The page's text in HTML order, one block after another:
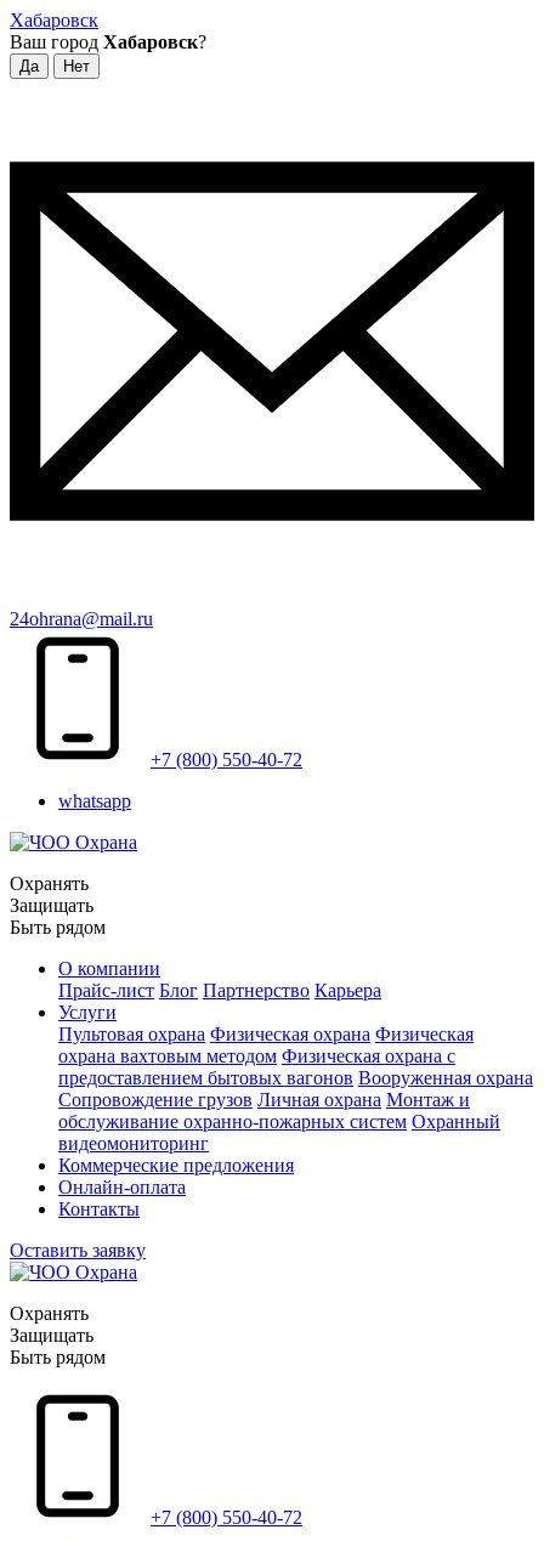
Хабаровск
Ваш город Хабаровск?
24ohrana@mail.ru
+7 (800) 550-40-72
whatsapp
Охранять
Защищать
Быть рядом
О компании
Прайс-лист Блог Партнерство Карьера
Услуги
Пультовая охрана Физическая охрана Физическая
охрана вахтовым методом Физическая охрана с
предоставлением бытовых вагонов Вооруженная охрана
Сопровождение грузов Личная охрана Монтаж и
обслуживание охранно-пожарных систем Охранный
видеомониторинг
Коммерческие предложения
Онлайн-оплата
Контакты
Оставить заявку
Охранять
Защищать
Быть рядом
+7 (800) 550-40-72